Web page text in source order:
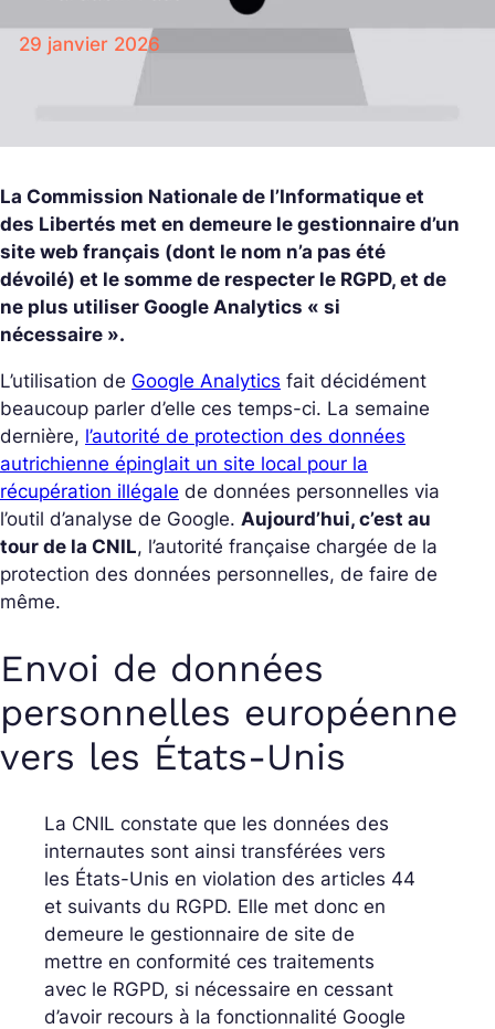
29 janvier 2026
La Commission Nationale de l’Informatique et
des Libertés met en demeure le gestionnaire d’un
site web français (dont le nom n’a pas été
dévoilé) et le somme de respecter le RGPD, et de
ne plus utiliser Google Analytics « si
nécessaire ».
L’utilisation de Google Analytics fait décidément
beaucoup parler d’elle ces temps-ci. La semaine
dernière, l’autorité de protection des données
autrichienne épinglait un site local pour la
récupération illégale de données personnelles via
l’outil d’analyse de Google. Aujourd’hui, c’est au
tour de la CNIL, l’autorité française chargée de la
protection des données personnelles, de faire de
même.
Envoi de données
personnelles européenne
vers les États-Unis
La CNIL constate que les données des
internautes sont ainsi transférées vers
les États-Unis en violation des articles 44
et suivants du RGPD. Elle met donc en
demeure le gestionnaire de site de
mettre en conformité ces traitements
avec le RGPD, si nécessaire en cessant
d’avoir recours à la fonctionnalité Google